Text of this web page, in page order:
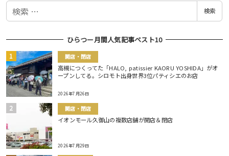
検
検索
ひらつー月間人気記事ベスト10
開店・閉店
高槻につくってた「HALO, patissier KAORU YOSHIDA」がオ
ープンしてる。シロモト出身世界3位パティシエのお店
2026年7月26日
開店・閉店
イオンモール久御山の複数店舗が開店＆閉店
2026年7月29日